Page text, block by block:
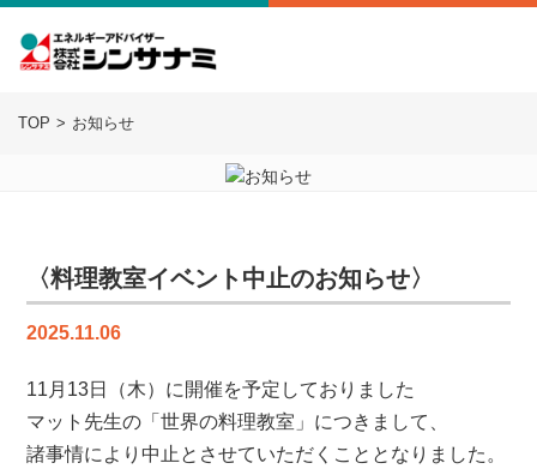
TOP お知らせ
〈料理教室イベント中止のお知らせ〉
2025.11.06
11月13日（木）に開催を予定しておりました
マット先生の「世界の料理教室」につきまして、
諸事情により中止とさせていただくこととなりました。